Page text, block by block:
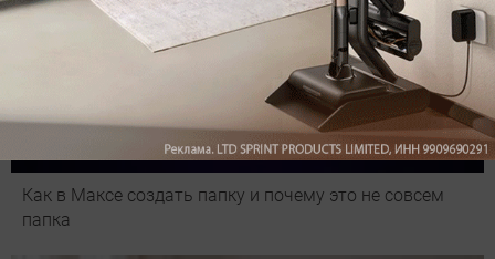
Как в Максе создать папку и почему это не совсем
папка